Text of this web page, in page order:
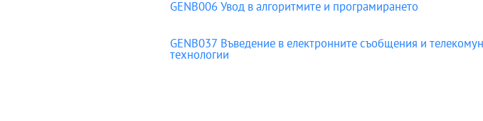
GENB006 Увод в алгоритмите и програмирането
GENB037 Въведение в електронните съобщения и
технологии